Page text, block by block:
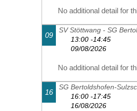
No additional detail for
09
13:00 -14:45
09/08/2026
No additional detail for
16
16:00 -17:45
16/08/2026